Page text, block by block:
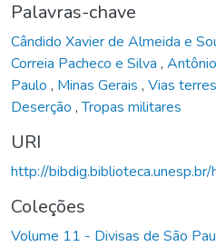
Palavras-chave
Cândido Xavier de Almeida e
Correia Pacheco e Silva ,
Paulo , Minas Gerais , Vias
Deserção ,Tropas militares
URI
http://
Coleções
Volume 11 - Divisas de São